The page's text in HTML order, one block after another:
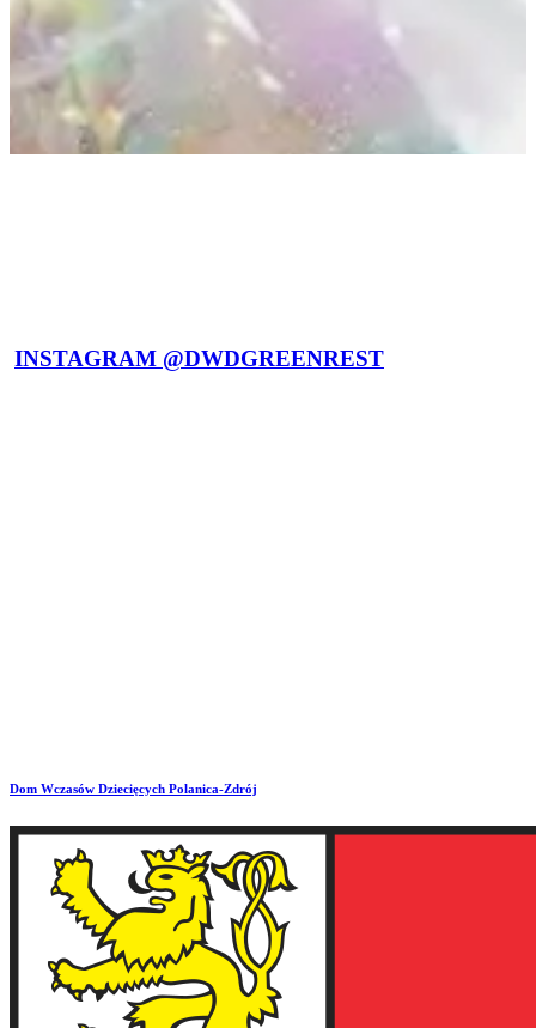
INSTAGRAM @DWDGREENREST
Dom Wczasów Dziecięcych Polanica-Zdrój